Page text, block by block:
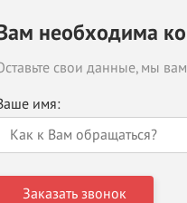
ДОСТАВКА ОТ 40
МКАД
необходима
свои данные, мы
имя: